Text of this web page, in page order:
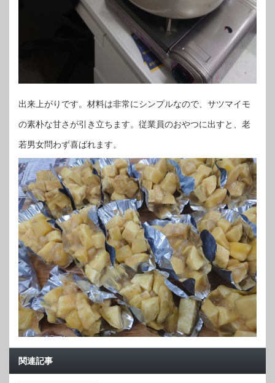
出来上がりです。材料は非常にシンプルなので、サツマイモ
の素朴な甘さが引き立ちます。従業員のおやつに出すと、老
若男女問わず喜ばれます。
関連記事